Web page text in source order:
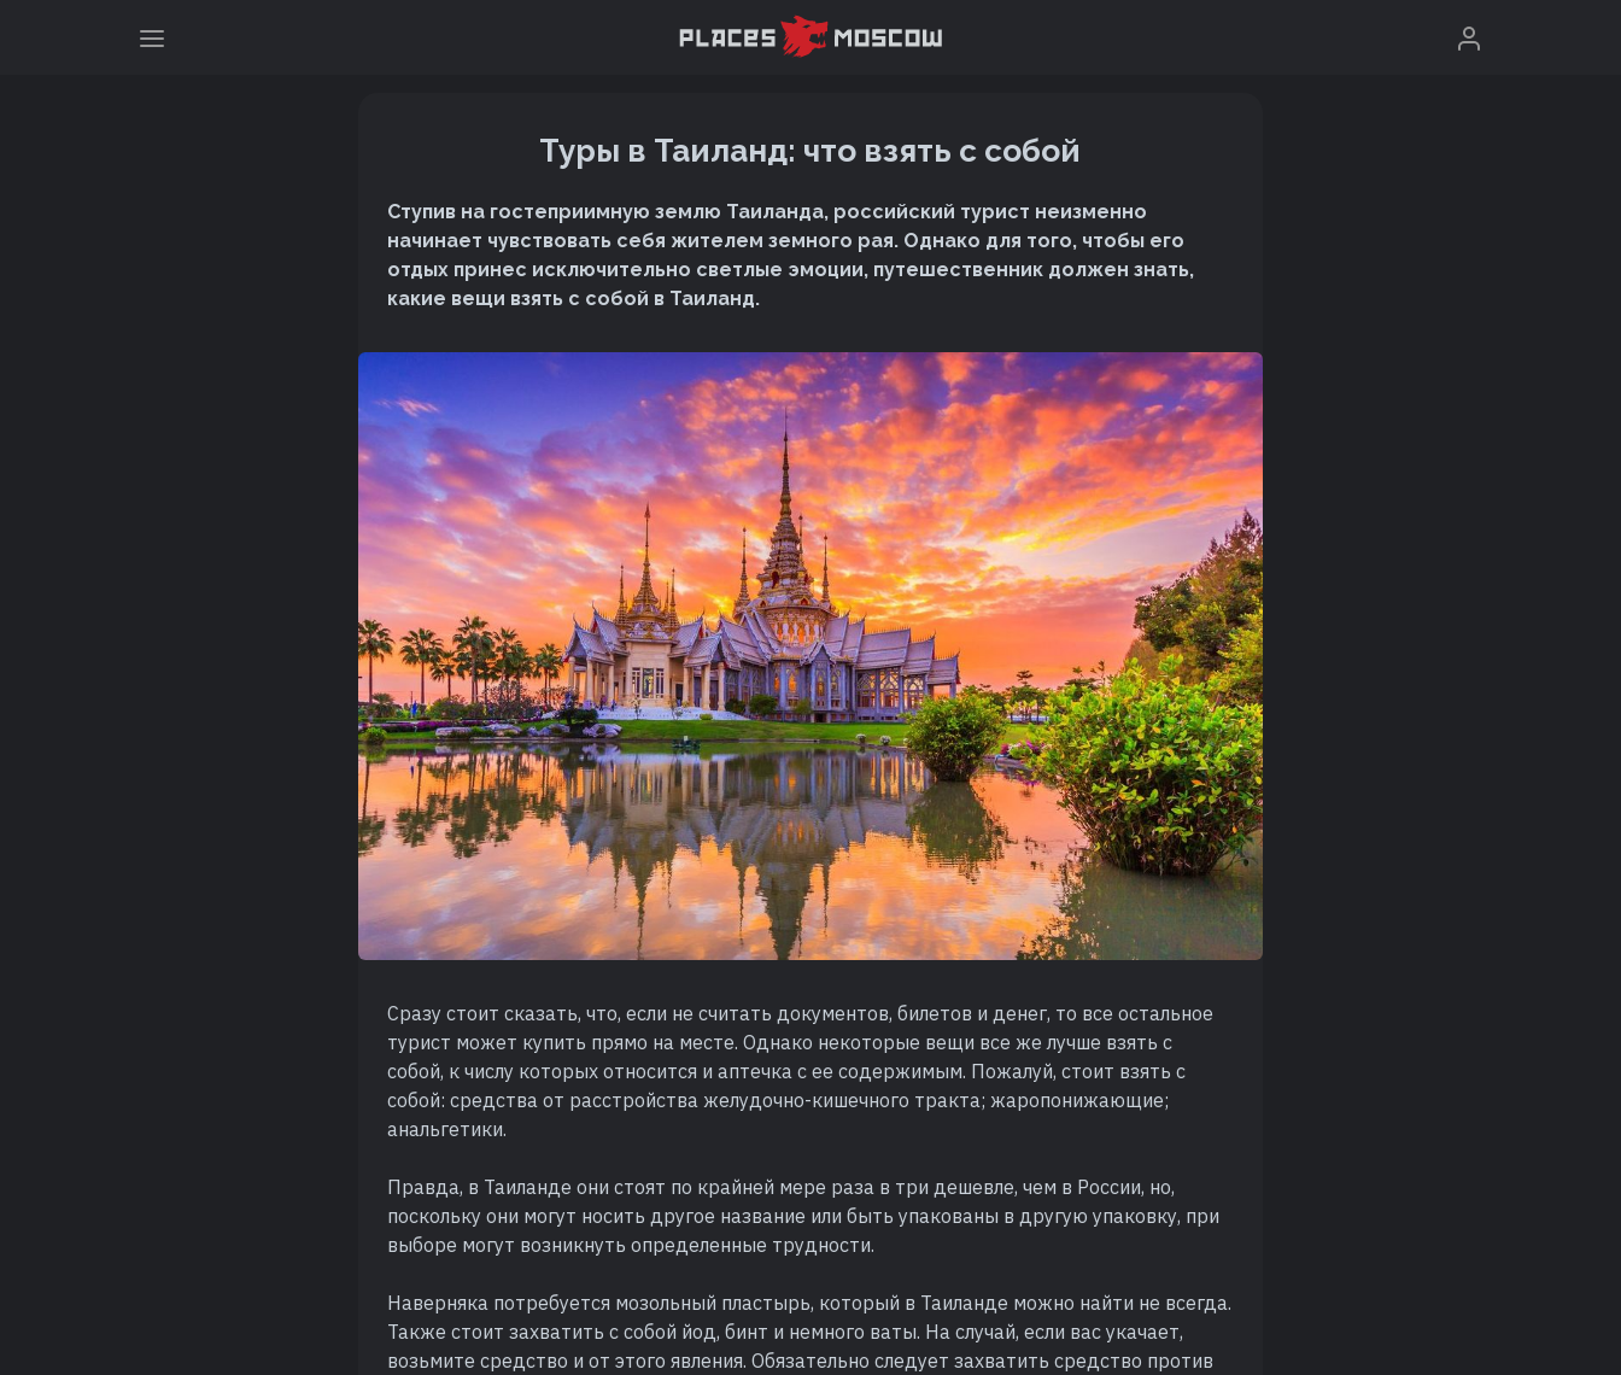
Туры в Таиланд: что взять с собой
Ступив на гостеприимную землю Таиланда, российский турист неизменно
начинает чувствовать себя жителем земного рая. Однако для того, чтобы его
отдых принес исключительно светлые эмоции, путешественник должен знать,
какие вещи взять с собой в Таиланд.
Сразу стоит сказать, что, если не считать документов, билетов и денег, то все остальное
турист может купить прямо на месте. Однако некоторые вещи все же лучше взять с
собой, к числу которых относится и аптечка с ее содержимым. Пожалуй, стоит взять с
собой: средства от расстройства желудочно-кишечного тракта; жаропонижающие;
анальгетики.
Правда, в Таиланде они стоят по крайней мере раза в три дешевле, чем в России, но,
поскольку они могут носить другое название или быть упакованы в другую упаковку, при
выборе могут возникнуть определенные трудности.
Наверняка потребуется мозольный пластырь, который в Таиланде можно найти не всегда.
Также стоит захватить с собой йод, бинт и немного ваты. На случай, если вас укачает,
возьмите средство и от этого явления. Обязательно следует захватить средство против